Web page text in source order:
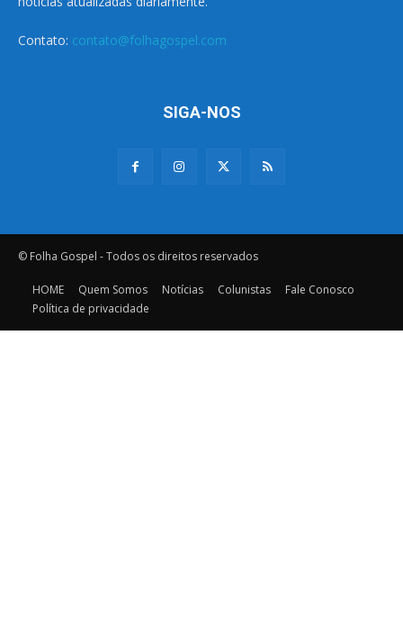
Contato: contato@folhagospel.com
SIGA-NOS
© Folha Gospel - Todos os direitos reservados
HOME Quem Somos Notícias Colunistas
Fale Conosco
Política de privacidade